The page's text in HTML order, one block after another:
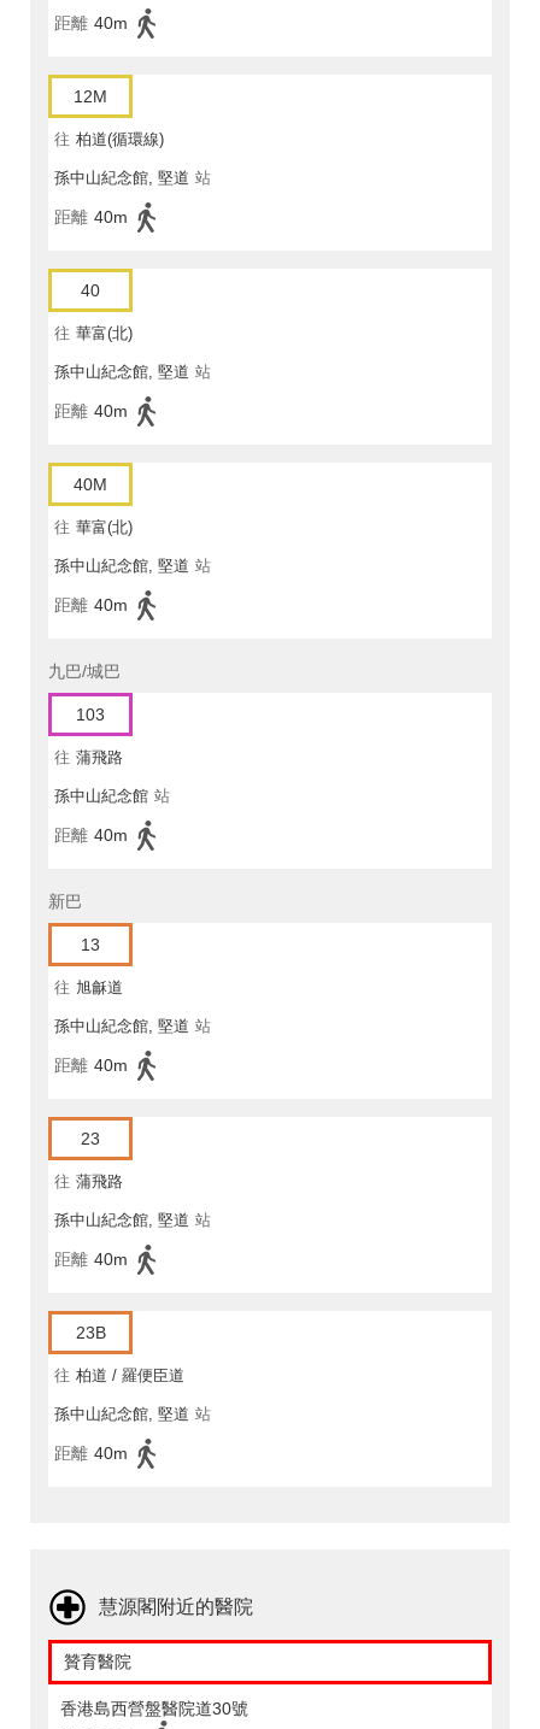
距離 40m
12M
往 柏道(循環線)
孫中山紀念館, 堅道 站
距離 40m
40
往 華富(北)
孫中山紀念館, 堅道 站
距離 40m
40M
往 華富(北)
孫中山紀念館, 堅道 站
距離 40m
九巴/城巴
103
往 蒲飛路
孫中山紀念館 站
距離 40m
新巴
13
往 旭龢道
孫中山紀念館, 堅道 站
距離 40m
23
往 蒲飛路
孫中山紀念館, 堅道 站
距離 40m
23B
往 柏道 / 羅便臣道
孫中山紀念館, 堅道 站
距離 40m
慧源閣附近的醫院
贊育醫院
香港島西營盤醫院道30號